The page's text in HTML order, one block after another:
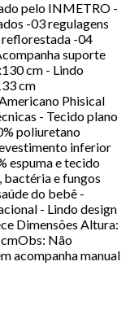
pelo INMETRO -
-03 regulagens
reflorestada -04
suporte
cm - Lindo
cm
Phisical
- Tecido plano
poliuretano
inferior
espuma e tecido
bactéria e fungos
do bebê -
- Lindo design
Dimensões Altura:
Não
acompanha manual